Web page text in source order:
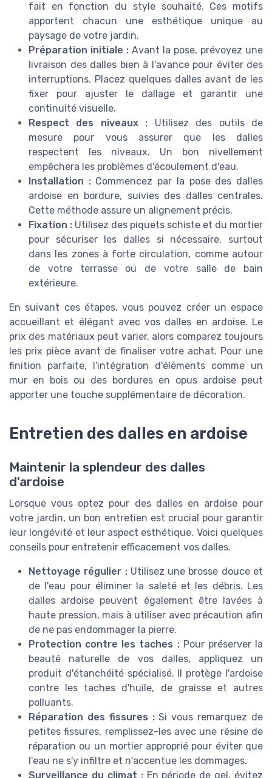
fait en fonction du style souhaité. Ces motifs
apportent chacun une esthétique unique au
paysage de votre jardin.
Préparation initiale : Avant la pose, prévoyez une
livraison des dalles bien à l'avance pour éviter des
interruptions. Placez quelques dalles avant de les
fixer pour ajuster le dallage et garantir une
continuité visuelle.
Respect des niveaux : Utilisez des outils de
mesure pour vous assurer que les dalles
respectent les niveaux. Un bon nivellement
empêchera les problèmes d'écoulement d'eau.
Installation :Commencez par la pose des dalles
ardoise en bordure, suivies des dalles centrales.
Cette méthode assure un alignement précis.
Fixation : Utilisez des piquets schiste et du mortier
pour sécuriser les dalles si nécessaire, surtout
dans les zones à forte circulation, comme autour
de votre terrasse ou de votre salle de bain
extérieure.
En suivant ces étapes, vous pouvez créer un espace
accueillant et élégant avec vos dalles en ardoise. Le
prix des matériaux peut varier, alors comparez toujours
les prix pièce avant de finaliser votre achat. Pour une
finition parfaite, l'intégration d'éléments comme un
mur en bois ou des bordures en opus ardoise peut
apporter une touche supplémentaire de décoration.
Entretien des dalles en ardoise
Maintenir la splendeur des dalles
d'ardoise
Lorsque vous optez pour des dalles en ardoise pour
votre jardin, un bon entretien est crucial pour garantir
leur longévité et leur aspect esthétique. Voici quelques
conseils pour entretenir efficacement vos dalles.
Nettoyage régulier :Utilisez une brosse douce et
de l'eau pour éliminer la saleté et les débris. Les
dalles ardoise peuvent également être lavées à
haute pression, mais à utiliser avec précaution afin
de ne pas endommager la pierre.
Protection contre les taches :Pour préserver la
beauté naturelle de vos dalles, appliquez un
produit d'étanchéité spécialisé. Il protège l'ardoise
contre les taches d'huile, de graisse et autres
polluants.
Réparation des fissures :Si vous remarquez de
petites fissures, remplissez-les avec une résine de
réparation ou un mortier approprié pour éviter que
l'eau ne s'y infiltre et n'accentue les dommages.
Surveillance du climat :En période de gel, évitez